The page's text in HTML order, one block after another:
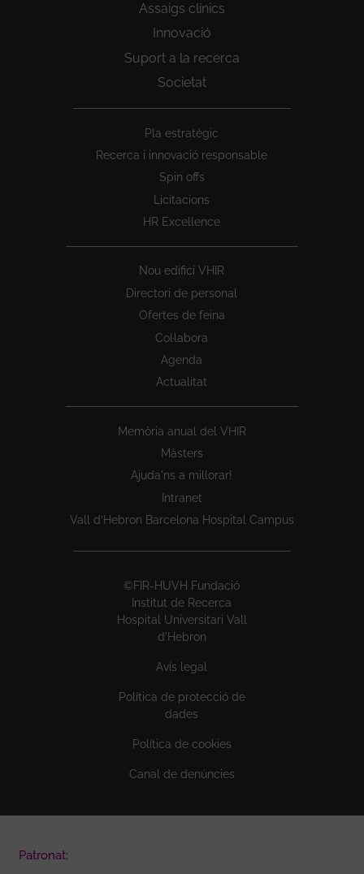
Assaigs clínics
Innovació
Suport a la recerca
Societat
Pla estratègic
Recerca i innovació responsable
Spin offs
Licitacions
HR Excellence
Nou edifici VHIR
Directori de personal
Ofertes de feina
Col·labora
Agenda
Actualitat
Memòria anual del VHIR
Màsters
Ajuda'ns a millorar!
Intranet
Vall d’Hebron Barcelona Hospital Campus
©FIR-HUVH Fundació
Institut de Recerca
Hospital Universitari Vall
d'Hebron
Avís legal
Política de protecció de
dades
Política de cookies
Canal de denúncies
Patronat: